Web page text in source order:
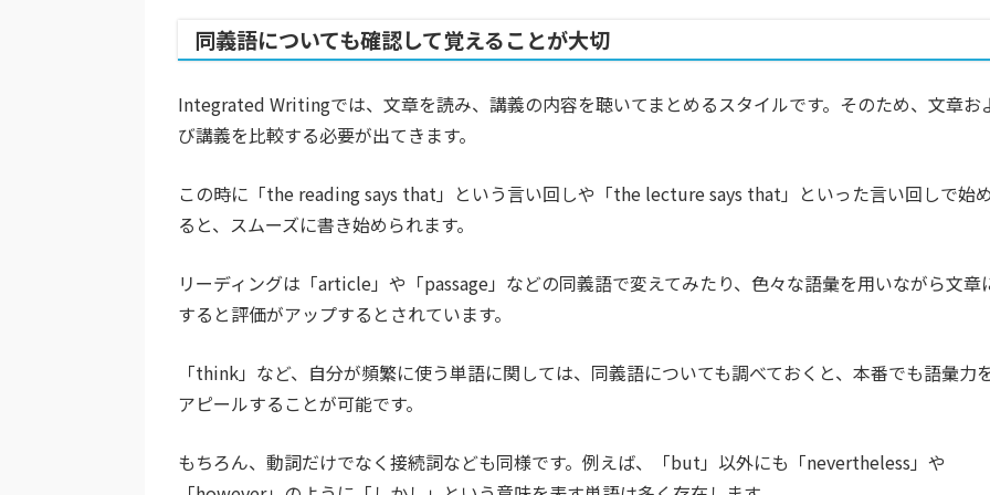
同義語についても確認して覚えることが大切
Integrated Writingでは、文章を読み、講義の内容を聴いてまとめるスタイルです。そのため、文章お
び講義を比較する必要が出てきます。
この時に「the reading says that」という言い回しや「the lecture says that」といった言い回しで始め
ると、スムーズに書き始められます。
リーディングは「article」や「passage」などの同義語で変えてみたり、色々な語彙を用いながら文章
すると評価がアップするとされています。
「think」など、自分が頻繁に使う単語に関しては、同義語についても調べておくと、本番でも語彙力
アピールすることが可能です。
もちろん、動詞だけでなく接続詞なども同様です。例えば、「but」以外にも「nevertheless」や